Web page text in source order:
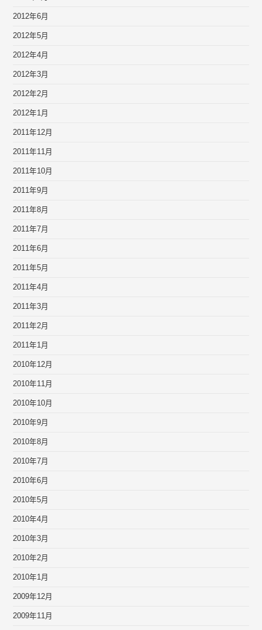
2012年6月
2012年5月
2012年4月
2012年3月
2012年2月
2012年1月
2011年12月
2011年11月
2011年10月
2011年9月
2011年8月
2011年7月
2011年6月
2011年5月
2011年4月
2011年3月
2011年2月
2011年1月
2010年12月
2010年11月
2010年10月
2010年9月
2010年8月
2010年7月
2010年6月
2010年5月
2010年4月
2010年3月
2010年2月
2010年1月
2009年12月
2009年11月